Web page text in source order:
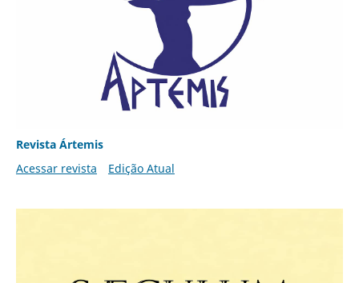
Revista Ártemis
Acessar revista
Edição Atual